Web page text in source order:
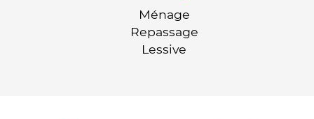
Ménage
Repassage
Lessive